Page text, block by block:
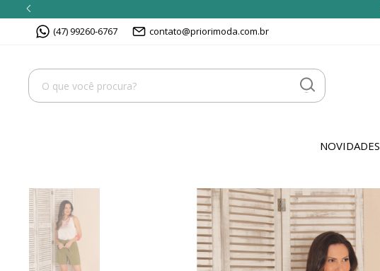
(47) 99260-6767 contato@priorimoda.com.br
NOVIDADES